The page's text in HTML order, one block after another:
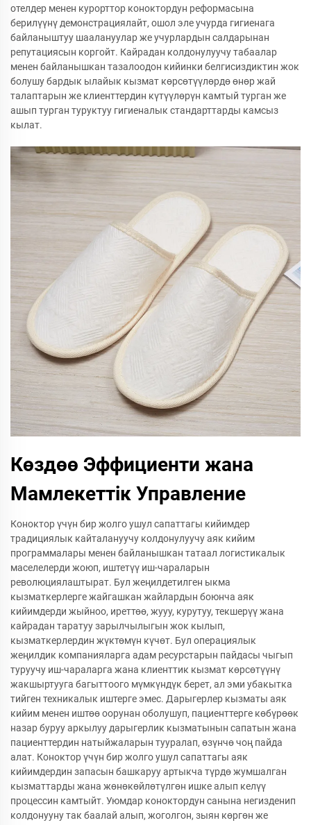
отелдер менен курорттор коноктордун реформасына
берилүүнү демонстрациялайт, ошол эле учурда гигиенага
байланыштуу шаалануулар же учурлардын салдарынан
репутациясын коргойт. Кайрадан колдонулуучу табаалар
менен байланышкан тазалоодон кийинки белгисиздиктин жок
болушу бардык ылайык кызмат көрсөтүүлөрдө өнөр жай
талаптарын же клиенттердин күтүүлөрүн камтый турган же
ашып турган туруктуу гигиеналык стандарттарды камсыз
кылат.
Көздөө Эффициенти жана
Мамлекеттік Управление
Коноктор үчүн бир жолго ушул сапаттагы кийимдер
традициялык кайталануучу колдонулуучу аяк кийим
программалары менен байланышкан татаал логистикалык
маселелерди жоюп, иштетүү иш-чараларын
революциялаштырат. Бул жеңилдетилген ыкма
кызматкерлерге жайгашкан жайлардын боюнча аяк
кийимдерди жыйноо, иреттөө, жууу, курутуу, текшерүү жана
кайрадан таратуу зарылчылыгын жок кылып,
кызматкерлердин жүктөмүн күчөт. Бул операциялык
жеңилдик компанияларга адам ресурстарын пайдасы чыгып
туруучу иш-чараларга жана клиенттик кызмат көрсөтүүнү
жакшыртууга багыттоого мүмкүндүк берет, ал эми убакытка
тийген техникалык иштерге эмес. Дарыгерлер кызматы аяк
кийим менен иштөө оорунан оболушуп, пациенттерге көбүрөөк
назар буруу аркылуу дарыгерлик кызматынын сапатын жана
пациенттердин натыйжаларын тууралап, өзүнчө чоң пайда
алат. Коноктор үчүн бир жолго ушул сапаттагы аяк
кийимдердин запасын башкаруу артыкча түрдө жумшалган
кызматтарды жана жөнөкөйлөтүлгөн ишке алып келүү
процессин камтыйт. Уюмдар коноктордун санына негизденип
колдонууну так баалай алып, жоголгон, зыян көргөн же